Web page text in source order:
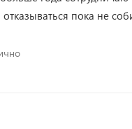
пока не